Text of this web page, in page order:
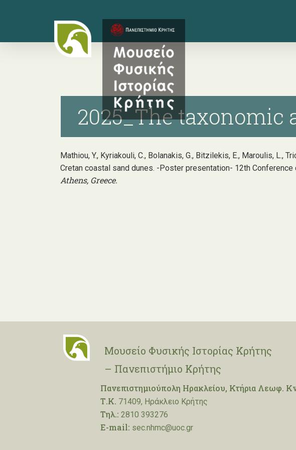
content
2025_The taxonomic
Mathiou, Y., Kyriakouli, C., Bolanakis, G., Bitzilekis, E., Maroulis,
Cretan coastal sand dunes. -Poster presentation- 12th
Athens, Greece.
Μουσείο Φυσικής Ιστορίας Κρήτης
– Πανεπιστήμιο Κρήτης
Πανεπιστημιούπολη Ηρακλείου, Κτήρια Λεωφ.
Τ.Κ. 71409, Ηράκλειο Κρήτης
Τηλ.: 2810 393276
E-mail: sec.nhmc@uoc.gr